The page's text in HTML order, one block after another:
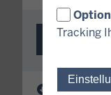
Tracking